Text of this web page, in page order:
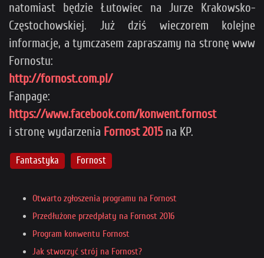
natomiast będzie Łutowiec na Jurze Krakowsko-
Częstochowskiej. Już dziś wieczorem kolejne
informacje, a tymczasem zapraszamy na stronę www
Fornostu:
http://fornost.com.pl/
Fanpage:
https://www.facebook.com/konwent.fornost
i stronę wydarzenia Fornost 2015na KP.
Fantastyka Fornost
Otwarto zgłoszenia programu na Fornost
Przedłużone przedpłaty na Fornost 2016
Program konwentu Fornost
Jak stworzyć strój na Fornost?